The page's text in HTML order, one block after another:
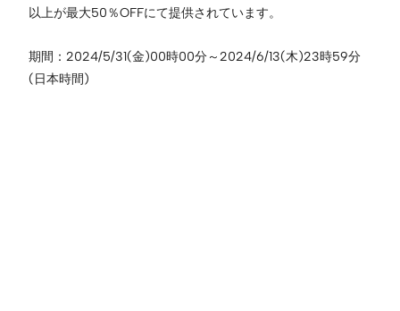
以上が最大50％OFFにて提供されています。
期間：2024/5/31(金)00時00分～2024/6/13(木)23時59分
(日本時間)